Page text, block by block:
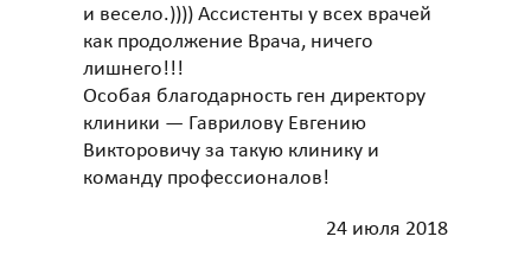
и весело.)))) Ассистенты у всех врачей
как продолжение Врача, ничего
лишнего!!!
Особая благодарность ген директору
клиники — Гаврилову Евгению
Викторовичу за такую клинику и
команду профессионалов!
24 июля 2018